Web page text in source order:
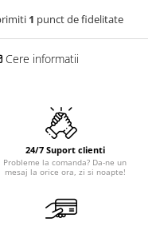
1 punct de fidelitate
Cere informatii
24/7 Suport clienti
Probleme la comanda? Da-ne un
mesaj la orice ora, zi si noapte!